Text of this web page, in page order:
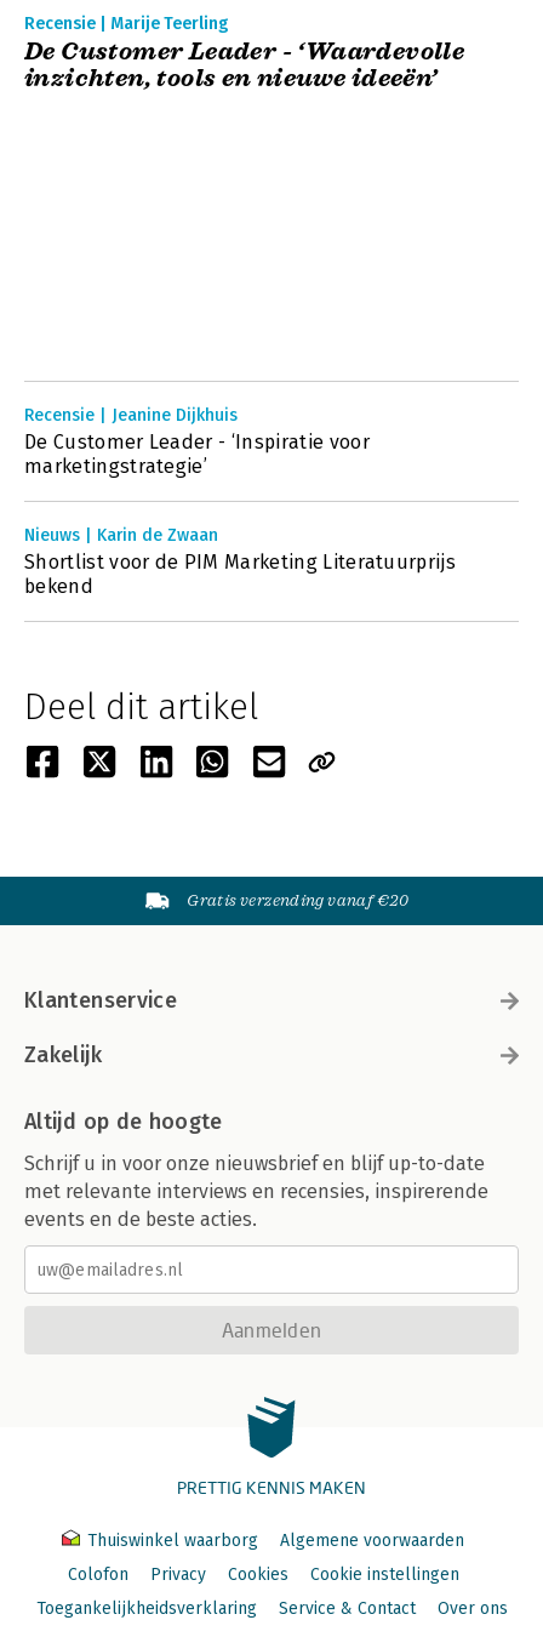
Recensie | Marije Teerling
De Customer Leader - ‘Waardevolle
inzichten, tools en nieuwe ideeën’
Recensie | Jeanine Dijkhuis
De Customer Leader - ‘Inspiratie voor
marketingstrategie’
Nieuws | Karin de Zwaan
Shortlist voor de PIM Marketing Literatuurprijs
bekend
Deel dit artikel
Gratis verzending vanaf €20
Klantenservice
Zakelijk
Altijd op de hoogte
Schrijf u in voor onze nieuwsbrief en blijf up-to-date
met relevante interviews en recensies, inspirerende
events en de beste acties.
Aanmelden
PRETTIG KENNIS MAKEN
Thuiswinkel waarborg
Algemene voorwaarden
Colofon
Privacy Cookies
Cookie instellingen
Toegankelijkheidsverklaring
Service & Contact Over ons